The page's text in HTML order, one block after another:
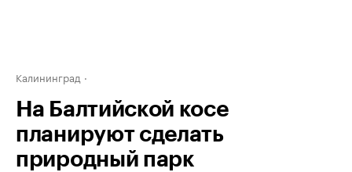
Калининград
На Балтийской косе
планируют сделать
природный парк